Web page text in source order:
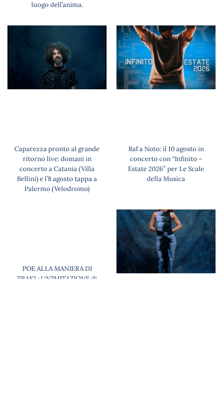
luogo dell’anima.
Caparezza pronto al grande
ritorno live: domani in
concerto a Catania (Villa
Bellini) e l’8 agosto tappa a
Palermo (Velodromo)
Raf a Noto: il 10 agosto in
concerto con “Infinito –
Estate 2026” per Le Scale
della Musica
POE ALLA MANIERA DI
TRAKL: UN’IMITAZIONE di